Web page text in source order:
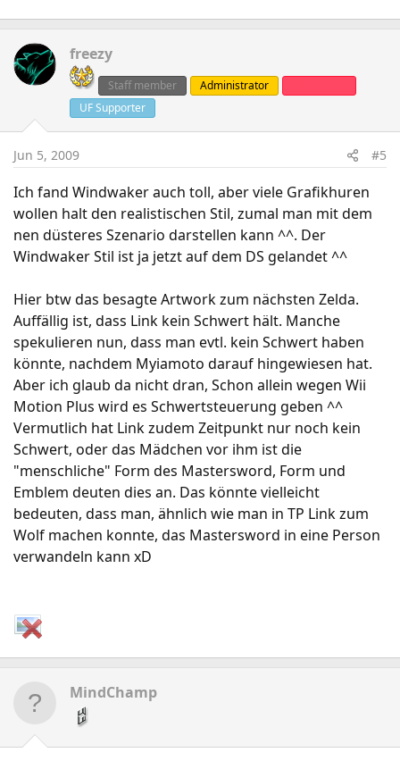
freezy
Staff member Administrator
UF Supporter
Jun 5, 2009 #5
Ich fand Windwaker auch toll, aber viele Grafikhuren
wollen halt den realistischen Stil, zumal man mit dem
nen düsteres Szenario darstellen kann ^^. Der
Windwaker Stil ist ja jetzt auf dem DS gelandet ^^
Hier btw das besagte Artwork zum nächsten Zelda.
Auffällig ist, dass Link kein Schwert hält. Manche
spekulieren nun, dass man evtl. kein Schwert haben
könnte, nachdem Myiamoto darauf hingewiesen hat.
Aber ich glaub da nicht dran, Schon allein wegen Wii
Motion Plus wird es Schwertsteuerung geben ^^
Vermutlich hat Link zudem Zeitpunkt nur noch kein
Schwert, oder das Mädchen vor ihm ist die
"menschliche" Form des Mastersword, Form und
Emblem deuten dies an. Das könnte vielleicht
bedeuten, dass man, ähnlich wie man in TP Link zum
Wolf machen konnte, das Mastersword in eine Person
verwandeln kann xD
MindChamp